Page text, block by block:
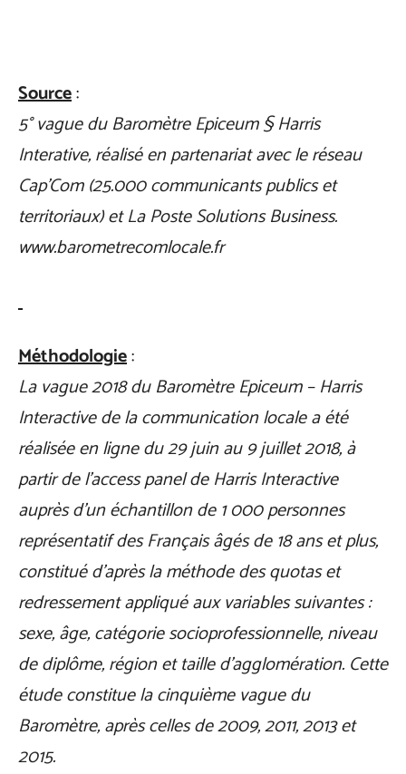
Source:
5° vague du Baromètre Epiceum § Harris
Interative, réalisé en partenariat avec le réseau
Cap’Com (25.000 communicants publics et
territoriaux) et La Poste Solutions Business.
www.barometrecomlocale.fr
Méthodologie:
La vague 2018 du Baromètre Epiceum – Harris
Interactive de la communication locale a été
réalisée en ligne du 29 juin au 9 juillet 2018, à
partir de l’access panel de Harris Interactive
auprès d’un échantillon de 1 000 personnes
représentatif des Français âgés de 18 ans et plus,
constitué d’après la méthode des quotas et
redressement appliqué aux variables suivantes :
sexe, âge, catégorie socioprofessionnelle, niveau
de diplôme, région et taille d’agglomération. Cette
étude constitue la cinquième vague du
Baromètre, après celles de 2009, 2011, 2013 et
2015.